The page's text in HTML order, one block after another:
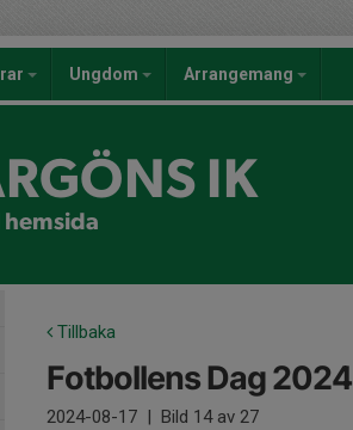
Ungdom Arrangemang
IK
Tillbaka
Fotbollens Dag 2024
2024-08-17 | Bild 14av 27